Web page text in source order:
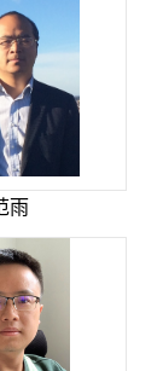
雨